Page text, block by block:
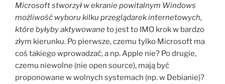
Microsoft stworzył w ekranie powitalnym Windows
możliwość wyboru kilku przeglądarek internetowych,
które byłyby aktywowaneto jest to IMO krok w bardzo
złym kierunku. Po pierwsze, czemu tylko Microsoft ma
coś takiego wprowadzać, a np. Apple nie? Po drugie,
czemu niewolne (nie open source), mają być
proponowane w wolnych systemach (np. w Debianie)?